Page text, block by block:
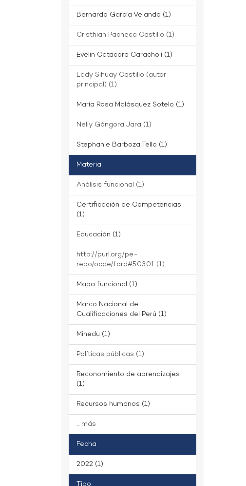
Bernardo García Velando (1)
Cristhian Pacheco Castillo (1)
Evelin Catacora Caracholi (1)
Lady Sihuay Castillo (autor
principal) (1)
María Rosa Malásquez Sotelo (1)
Nelly Góngora Jara (1)
Stephanie Barboza Tello (1)
Materia
Análisis funcional (1)
Certificación de Competencias
(1)
Educación (1)
http://purl.org/pe-
repo/ocde/ford#5.03.01 (1)
Mapa funcional (1)
Marco Nacional de
Cualificaciones del Perú (1)
Minedu (1)
Políticas públicas (1)
Reconomiento de aprendizajes
(1)
Recursos humanos (1)
... más
Fecha
2022 (1)